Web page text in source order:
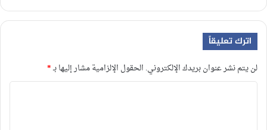
اترك تعليقاً
لن يتم نشر عنوان بريدك الإلكتروني. الحقول الإلزامية مشار إليها بـ*